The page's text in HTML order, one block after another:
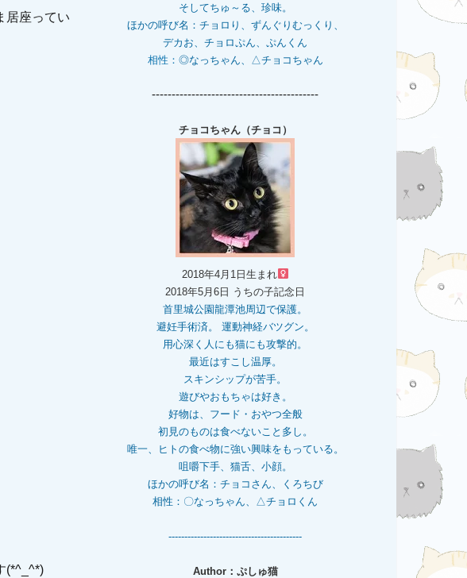
居座ってい
(*^_^*)
そしてちゅ～る、珍味。
ほかの呼び名：チョロり、ずんぐりむっくり、
デカお、チョロぷん、ぷんくん
相性： ◎なっちゃん、△チョコちゃん
------------------------------------------
チョコちゃん（チョコ）
2018年4月1日生まれ
2018年5月6日 うちの子記念日
首里城公園龍潭池周辺で保護。
避妊手術済。 運動神経バツグン。
用心深く人にも猫にも攻撃的。
最近はすこし温厚。
スキンシップが苦手。
遊びやおもちゃは好き。
好物は、フード・おやつ全般
初見のものは食べないこと多し。
唯一、ヒトの食べ物に強い興味をもっている。
咀嚼下手、猫舌、小顔。
ほかの呼び名：チョコさん、くろちび
相性：〇なっちゃん、△チョロくん
------------------------------------------
Author：ぷしゅ猫